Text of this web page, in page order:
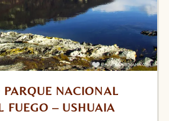
NACIONAL
FUEGO – USHUAIA